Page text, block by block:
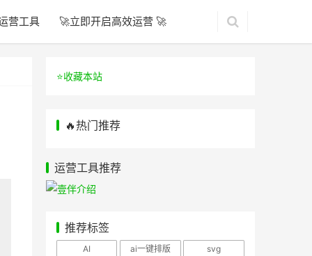
营工具 🚀立即开启高效运营 🚀
⭐️收藏本站
🔥热门推荐
运营工具推荐
推荐标签
AI ai一键排版
svg